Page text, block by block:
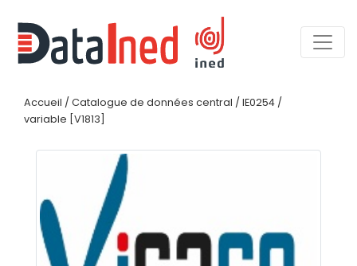
Accueil / Catalogue de données central / IE0254 /
variable [V1813]